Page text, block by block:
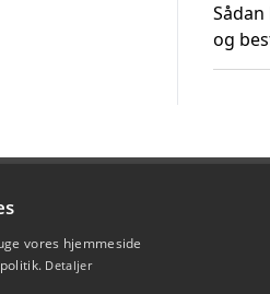
og
vores hjemmeside
Detaljer